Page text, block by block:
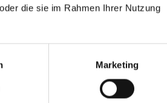
die sie im Rahmen Ihrer Nutzung
Marketing
107 cm
166 cm